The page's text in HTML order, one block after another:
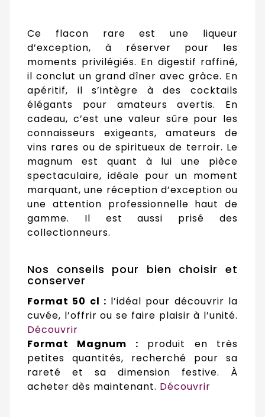
Ce flacon rare est une liqueur
d’exception, à réserver pour les
moments privilégiés. En digestif raffiné,
il conclut un grand dîner avec grâce. En
apéritif, il s’intègre à des cocktails
élégants pour amateurs avertis. En
cadeau, c’est une valeur sûre pour les
connaisseurs exigeants, amateurs de
vins rares ou de spiritueux de terroir. Le
magnum est quant à lui une pièce
spectaculaire, idéale pour un moment
marquant, une réception d’exception ou
une attention professionnelle haut de
gamme. Il est aussi prisé des
collectionneurs.
Nos conseils pour bien choisir et
conserver
Format 50 cl : l’idéal pour découvrir la
cuvée, l’offrir ou se faire plaisir à l’unité.
Découvrir
Format Magnum : produit en très
petites quantités, recherché pour sa
rareté et sa dimension festive. À
acheter dès maintenant. Découvrir